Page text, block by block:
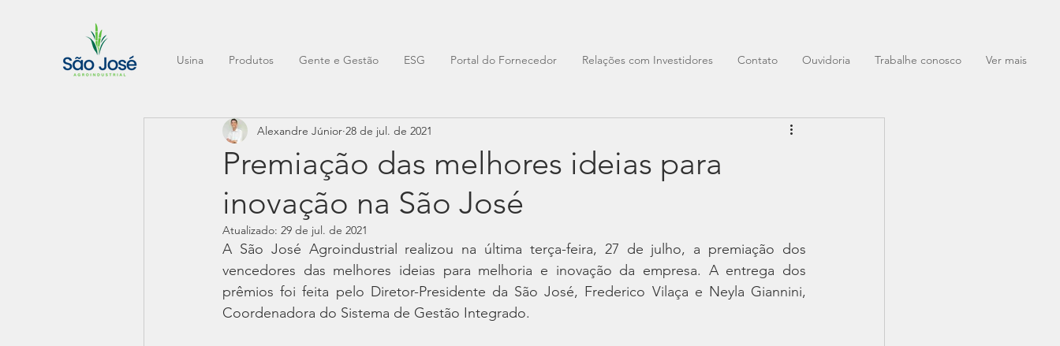
Usina Produtos Gente e Gestão ESG Portal do Fornecedor Relações com Investidores Contato Ouvidoria Trabalhe conosco Ver mais
Premiação das melhores ideias para
inovação na São José
Alexandre Júnior 28 de jul. de 2021
Atualizado: 29 de jul. de 2021
A São José Agroindustrial realizou na última terça-feira, 27 de julho, a premiação dos
vencedores das melhores ideias para melhoria e inovação da empresa. A entrega dos
prêmios foi feita pelo Diretor-Presidente da São José, Frederico Vilaça e Neyla Giannini,
Coordenadora do Sistema de Gestão Integrado.